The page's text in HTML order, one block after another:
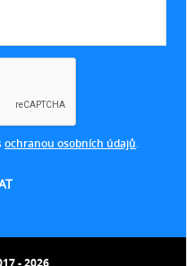
ochranou osobních údajů
- 2026